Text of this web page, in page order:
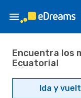
Encuentra los
Ecuatorial
Ida y